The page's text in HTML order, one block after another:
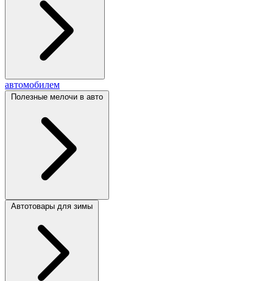
автомобилем
Полезные мелочи в авто
Автотовары для зимы